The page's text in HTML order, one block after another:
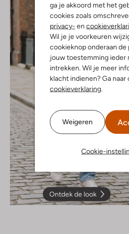
ga je akkoord met het
cookies zoals
privacy- en
Wil je je voorkeuren
cookieknop onderaan de
jouw toestemming ieder
intrekken. Wil je meer
klacht indienen? Ga naar
cookieverklaring
Weigeren
Cookie-
Ontdek de look